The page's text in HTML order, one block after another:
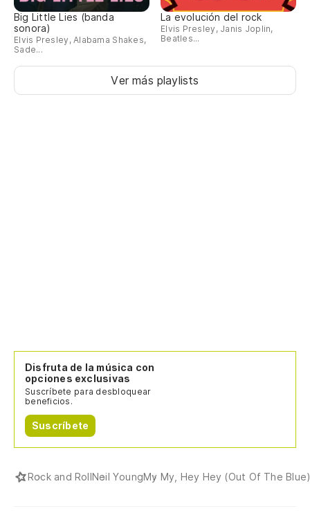
Big Little Lies (banda
sonora)
Elvis Presley, Alabama Shakes,
Sade...
La evolución del rock
Elvis Presley, Janis Joplin,
Beatles...
Ver más playlists
Disfruta de la música con
opciones exclusivas
Suscríbete para desbloquear
beneficios.
Suscríbete
Rock and RollNeil YoungMy My, Hey Hey (Out Of The